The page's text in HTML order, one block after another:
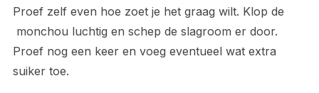
Proef zelf even hoe zoet je het graag wilt. Klop de
monchou luchtig en schep de slagroom er door.
Proef nog een keer en voeg eventueel wat extra
suiker toe.